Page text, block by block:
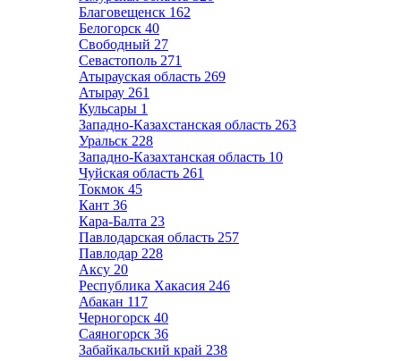
Благовещенск 162
Белогорск 40
Свободный 27
Севастополь 271
Атырауская область 269
Атырау 261
Кульсары 1
Западно-Казахстанская область 263
Уральск 228
Западно-Казахтанская область 10
Чуйская область 261
Токмок 45
Кант 36
Кара-Балта 23
Павлодарская область 257
Павлодар 228
Аксу 20
Республика Хакасия 246
Абакан 117
Черногорск 40
Саяногорск 36
Забайкальский край 238